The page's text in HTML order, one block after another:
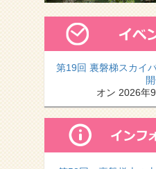
第19回 裏磐梯スカイ
オン 2026年